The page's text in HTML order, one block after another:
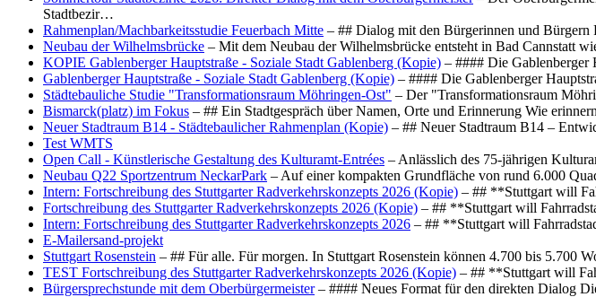
Stadtbezir…
Rahmenplan/Machbarkeitsstudie Feuerbach Mitte – ## Dialog mit den Bürgerinnen und
Neubau der Wilhelmsbrücke – Mit dem Neubau der Wilhelmsbrücke entsteht in Bad Cannstatt
KOPIE Gablenberger Hauptstraße - Soziale Stadt Gablenberg (Kopie) – #### Die Gablenberger
Gablenberger Hauptstraße - Soziale Stadt Gablenberg (Kopie) – #### Die Gablenberger
Städtebauliche Studie "Transformationsraum Möhringen-Ost" – Der "Transformationsraum
Bismarck(platz) im Fokus – ## Ein Stadtgespräch über Namen, Orte und Erinnerung Wie
Neuer Stadtraum B14 - Städtebaulicher Rahmenplan (Kopie) – ## Neuer Stadtraum B14 –
Test WMTS
Open Call - Künstlerische Gestaltung des Kulturamt-Entrées – Anlässlich des 75-jährigen
Neubau Q22 Sportzentrum NeckarPark – Auf einer kompakten Grundfläche von rund 6.000
Intern: Fortschreibung des Stuttgarter Radverkehrskonzepts 2026 (Kopie) – ## **Stuttgart will
Fortschreibung des Stuttgarter Radverkehrskonzepts 2026 (Kopie) – ## **Stuttgart will
Intern: Fortschreibung des Stuttgarter Radverkehrskonzepts 2026 – ## **Stuttgart will
E-Mailersand-projekt
Stuttgart Rosenstein – ## Für alle. Für morgen. In Stuttgart Rosenstein können 4.700 bis 5.700
TEST Fortschreibung des Stuttgarter Radverkehrskonzepts 2026 (Kopie) – ## **Stuttgart will
Bürgersprechstunde mit dem Oberbürgermeister– #### Neues Format für den direkten Dialog